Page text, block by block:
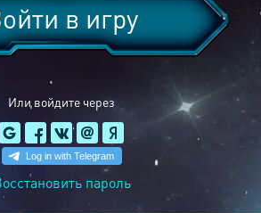
Или войдите через
в игру
пароль